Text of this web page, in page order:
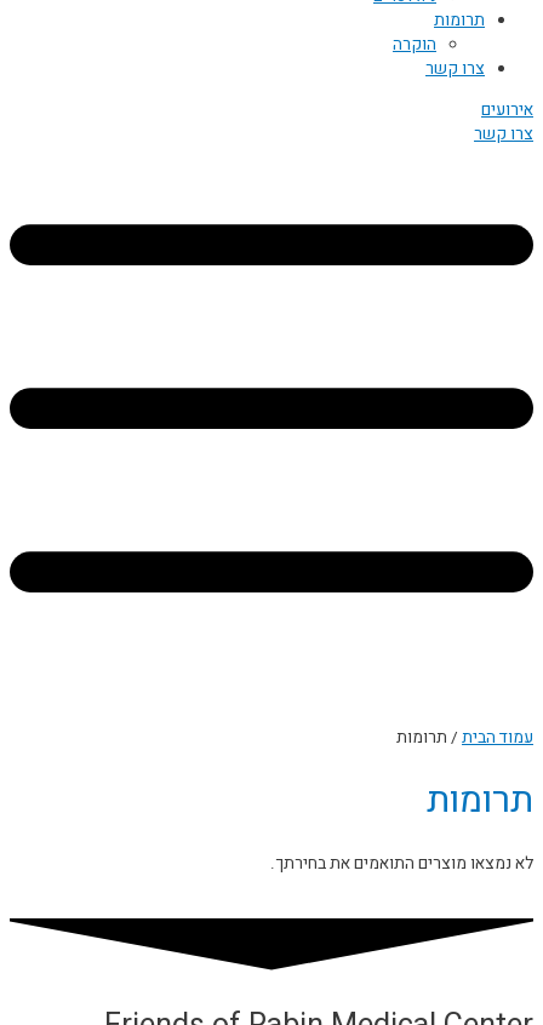
תרומות
הוקרה
צרו קשר
אירועים
צרו קשר
עמוד הבית / תרומות
תרומות
לא נמצאו מוצרים התואמים את בחירתך.